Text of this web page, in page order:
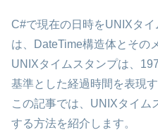
C#で現在の日時をUNIXタ
は、DateTime構造体とその
UNIXタイムスタンプは、
基準とした経過時間を表現す
この記事では、UNIXタイム
する方法を紹介します。